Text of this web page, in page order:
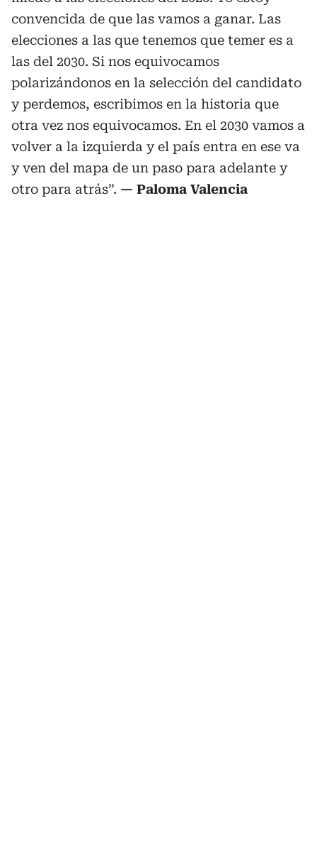
convencida de que las vamos a ganar. Las
elecciones a las que tenemos que temer es a
las del 2030. Si nos equivocamos
polarizándonos en la selección del candidato
y perdemos, escribimos en la historia que
otra vez nos equivocamos. En el 2030 vamos a
volver a la izquierda y el país entra en ese va
y ven del mapa de un paso para adelante y
otro para atrás”. — Paloma Valencia